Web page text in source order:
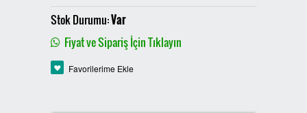
PLASTİK SIFIR ATIK KUTULARI
BOYALI SIFIR ATIK KUTULARI
Stok Durumu:Var
Fiyat ve Sipariş İçin Tıklayın
Favorilerime Ekle